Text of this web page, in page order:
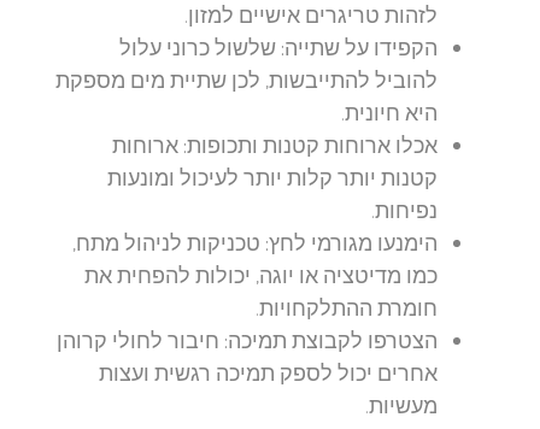
לזהות טריגרים אישיים למזון.
הקפידו על שתייה:שלשול כרוני עלול
להוביל להתייבשות, לכן שתיית מים מספקת
היא חיונית.
אכלו ארוחות קטנות ותכופות:ארוחות
קטנות יותר קלות יותר לעיכול ומונעות
נפיחות.
הימנעו מגורמי לחץ:טכניקות לניהול מתח,
כמו מדיטציה או יוגה, יכולות להפחית את
חומרת ההתלקחויות.
הצטרפו לקבוצת תמיכה:חיבור לחולי קרוהן
אחרים יכול לספק תמיכה רגשית ועצות
מעשיות.